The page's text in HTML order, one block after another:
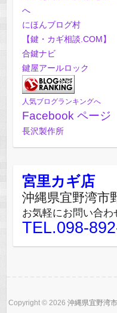
にほんブログ村
【鍵・カギ相談.COM】
合鍵ナビ
鍵屋アールロック
人気ブログランキングへ
Facebook ページ
長沢製作所
宮里カギ店
沖縄県宜野湾市
お気軽にお問い合わ
TEL.098-
Copyright © 2026 沖縄県宜野湾